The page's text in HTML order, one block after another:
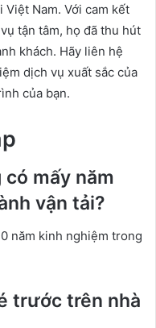
Nam. Với cam kết
tận tâm, họ đã thu hút
khách. Hãy liên hệ
dịch vụ xuất sắc của
của bạn.
có mấy năm
vận tải?
năm kinh nghiệm trong
trước trên nhà